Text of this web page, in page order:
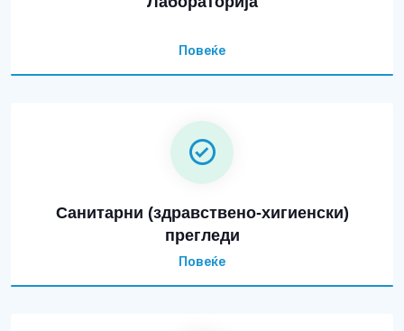
Повеќе
Санитарни (здравствено-хигиенски)
прегледи
Повеќе